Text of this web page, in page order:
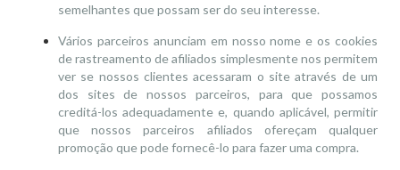
semelhantes que possam ser do seu interesse.
Vários parceiros anunciam em nosso nome e os cookies
de rastreamento de afiliados simplesmente nos permitem
ver se nossos clientes acessaram o site através de um
dos sites de nossos parceiros, para que possamos
creditá-los adequadamente e, quando aplicável, permitir
que nossos parceiros afiliados ofereçam qualquer
promoção que pode fornecê-lo para fazer uma compra.